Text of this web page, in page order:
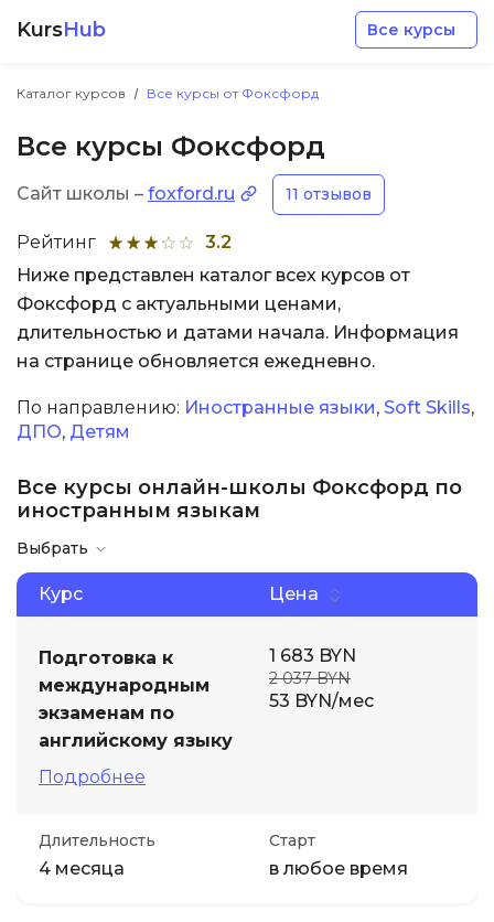
KursHub Все курсы
Каталог курсов Все курсы от Фоксфорд
Все курсы Фоксфорд
Сайт школы – foxford.ru 11 отзывов
Рейтинг
3.2
Ниже представлен каталог всех курсов от
Фоксфорд с актуальными ценами,
длительностью и датами начала. Информация
на странице обновляется ежедневно.
По направлению: Иностранные языки, Soft Skills,
ДПО, Детям
Все курсы онлайн-школы Фоксфорд по
иностранным языкам
Выбрать
Курс Цена
Подготовка к
международным
экзаменам по
английскому языку
Подробнее
1 683 BYN
2 037 BYN
53 BYN/мес
Длительность
4 месяца
Старт
в любое время
Разработка
Маркетинг
Дизайн
Аналитика
Менеджмент
Иностранные языки
Soft Skills
ДПО
Детям
Акции и промокоды